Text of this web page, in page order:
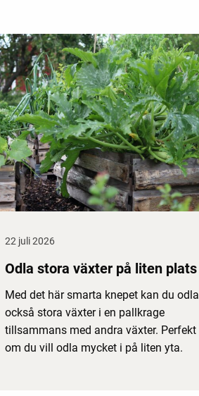
22 juli 2026
Odla stora växter på liten plats
Med det här smarta knepet kan du odla
också stora växter i en pallkrage
tillsammans med andra växter. Perfekt
om du vill odla mycket i på liten yta.